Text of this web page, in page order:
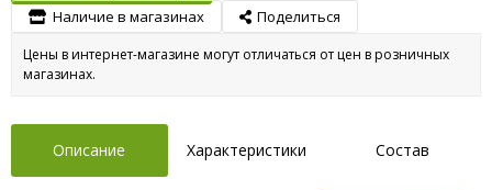
Наличие в магазинах Поделиться
Цены в интернет-магазине могут отличаться от цен в розничных
магазинах.
Описание Характеристики Состав